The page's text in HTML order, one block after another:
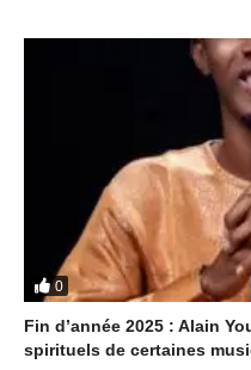
0
Fin d’année 2025 : Alain
spirituels de certaines